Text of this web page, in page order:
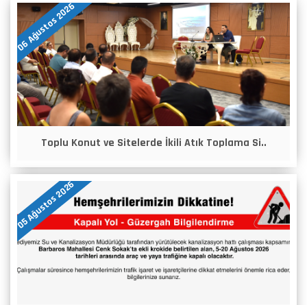
06 Ağustos 2026
Toplu Konut ve Sitelerde İkili Atık Toplama Si..
05 Ağustos 2026